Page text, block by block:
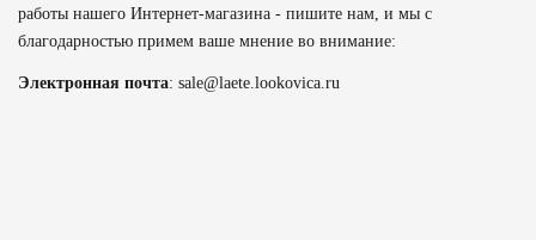
работы нашего Интернет-магазина - пишите нам, и мы с
благодарностью примем ваше мнение во внимание:
Электронная почта: sale@laete.lookovica.ru